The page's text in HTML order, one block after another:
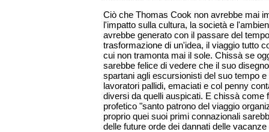
Ciò che Thomas Cook non avrebbe mai
l'impatto sulla cultura, la società e
avrebbe generato con il passare del
trasformazione di un'idea, il viaggio tutto
cui non tramonta mai il sole. Chissà se
sarebbe felice di vedere che il suo
spartani agli escursionisti del suo tempo
lavoratori pallidi, emaciati e col penny
diversi da quelli auspicati. E chissà come
profetico "santo patrono del viaggio
proprio quei suoi primi connazionali
delle future orde dei dannati delle